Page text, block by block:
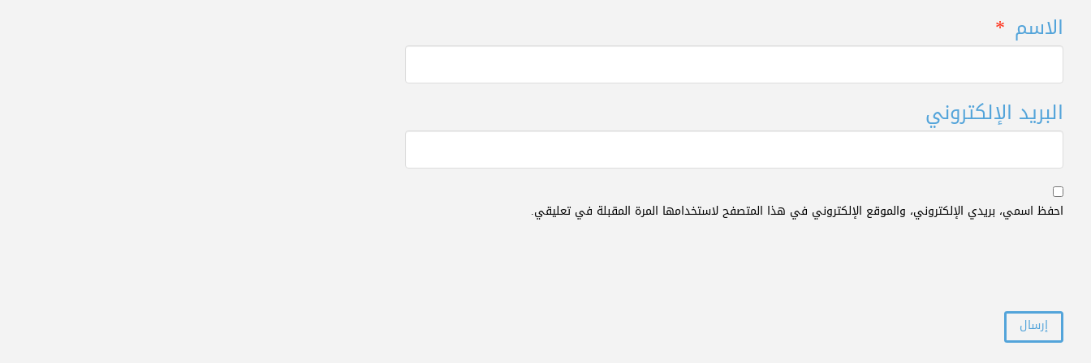
الاسم *
البريد الإلكتروني
احفظ اسمي، بريدي الإلكتروني، والموقع الإلكتروني في هذا المتصفح لاستخدامها المرة المقبلة في تعليقي.